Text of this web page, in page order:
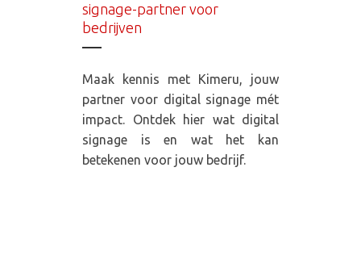
signage-partner voor
bedrijven
Maak kennis met Kimeru, jouw
partner voor digital signage mét
impact. Ontdek hier wat digital
signage is en wat het kan
betekenen voor jouw bedrijf.